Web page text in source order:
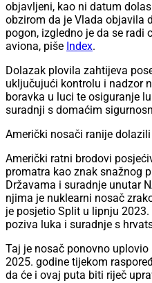
objavljeni, kao ni datum
obzirom da je Vlada objavila
pogon, izgledno je da se radi
aviona, piše Index.
Dolazak plovila zahtijeva
uključujući kontrolu i nadzor
boravka u luci te osiguranje
suradnji s domaćim
Američki nosači ranije
Američki ratni brodovi
promatra kao znak snažnog
Državama i suradnje unutar
njima je nuklearni nosač
je posjetio Split u lipnju
poziva luka i suradnje s
Taj je nosač ponovno
2025. godine tijekom
da će i ovaj puta biti riječ